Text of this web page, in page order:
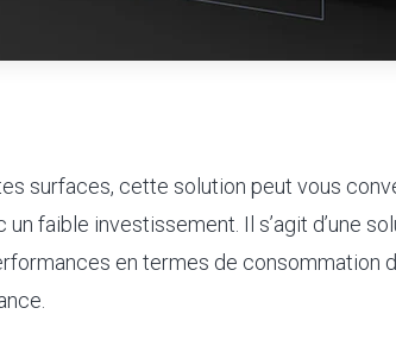
surfaces, cette solution peut vous
faible investissement. Il s’agit d’une
en termes de consommation